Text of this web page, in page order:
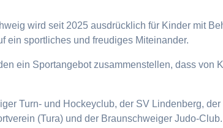
wird seit 2025 ausdrücklich für Kinder mit
ein sportliches und freudiges Miteinander.
ein Sportangebot zusammenstellen, dass von
Turn- und Hockeyclub, der SV Lindenberg,
(Tura) und der Braunschweiger Judo-Club.